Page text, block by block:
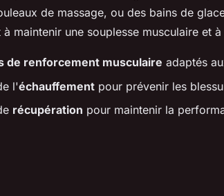
de massage, ou des bains de
maintenir une souplesse musculaire et
de renforcement musculaire adaptés
l'échauffement pour prévenir les
récupération pour maintenir la